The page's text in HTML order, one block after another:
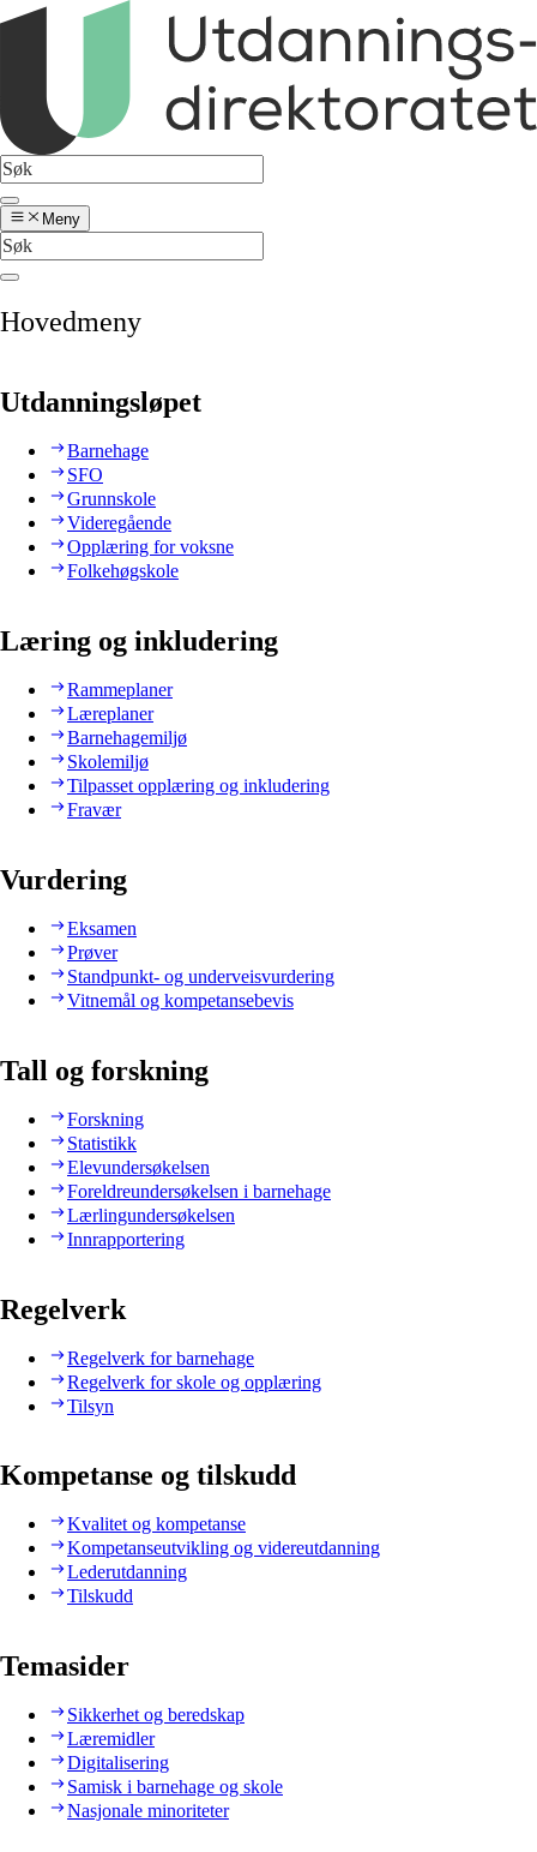
Meny
Hovedmeny
Utdanningsløpet
Barnehage
SFO
Grunnskole
Videregående
Opplæring for voksne
Folkehøgskole
Læring og inkludering
Rammeplaner
Læreplaner
Barnehagemiljø
Skolemiljø
Tilpasset opplæring og inkludering
Fravær
Vurdering
Eksamen
Prøver
Standpunkt- og underveisvurdering
Vitnemål og kompetansebevis
Tall og forskning
Forskning
Statistikk
Elevundersøkelsen
Foreldreundersøkelsen i barnehage
Lærlingundersøkelsen
Innrapportering
Regelverk
Regelverk for barnehage
Regelverk for skole og opplæring
Tilsyn
Kompetanse og tilskudd
Kvalitet og kompetanse
Kompetanseutvikling og videreutdanning
Lederutdanning
Tilskudd
Temasider
Sikkerhet og beredskap
Læremidler
Digitalisering
Samisk i barnehage og skole
Nasjonale minoriteter